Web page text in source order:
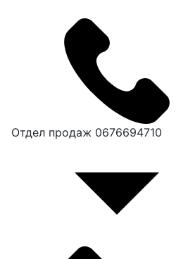
Отдел продаж 0676694710